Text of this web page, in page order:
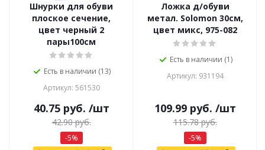
Шнурки для обуви
плоское сечение,
цвет черный 2
пары100см
Есть в наличии (13)
Артикул: 561530
40.75руб. /шт
42.90руб.
-5%
Ложка д/обуви
метал. Solomon 30см,
цвет микс, 975-082
Есть в наличии (1)
Артикул: 931194
109.99руб. /шт
115.78руб.
-5%